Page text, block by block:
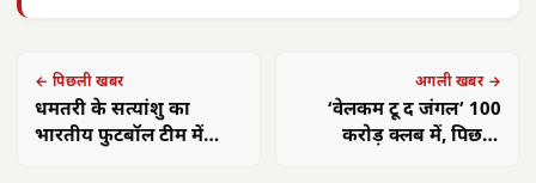
← पिछली खबर
धमतरी के सत्यांशु का
भारतीय फुटबॉल टीम में
अगली खबर →
‘वेलकम टू द जंगल’ 100
करोड़ क्लब में, पिछली